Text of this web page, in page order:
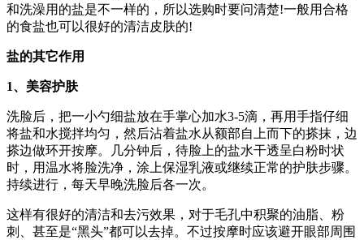
和洗澡用的盐是不一样的，所以选购时要问清楚!一般用合格
的食盐也可以很好的清洁皮肤的!
盐的其它作用
1、美容护肤
洗脸后，把一小勺细盐放在手掌心加水3-5滴，再用手指仔细
将盐和水搅拌均匀，然后沾着盐水从额部自上而下的搽抹，边
搽边做环开按摩。几分钟后，待脸上的盐水干透呈白粉时状
时，用温水将脸洗净，涂上保湿乳液或继续正常的护肤步骤。
持续进行，每天早晚洗脸后各一次。
这样有很好的清洁和去污效果，对于毛孔中积聚的油脂、粉
刺、甚至是“黑头”都可以去掉。不过按摩时应该避开眼部周围